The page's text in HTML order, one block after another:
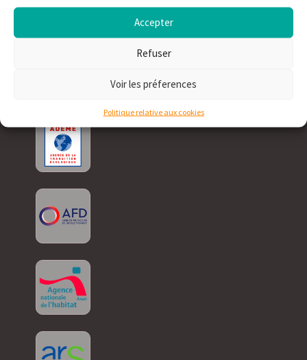
Accepter
Refuser
Voir les préferences
Politique relative aux cookies
PARTENAIRE